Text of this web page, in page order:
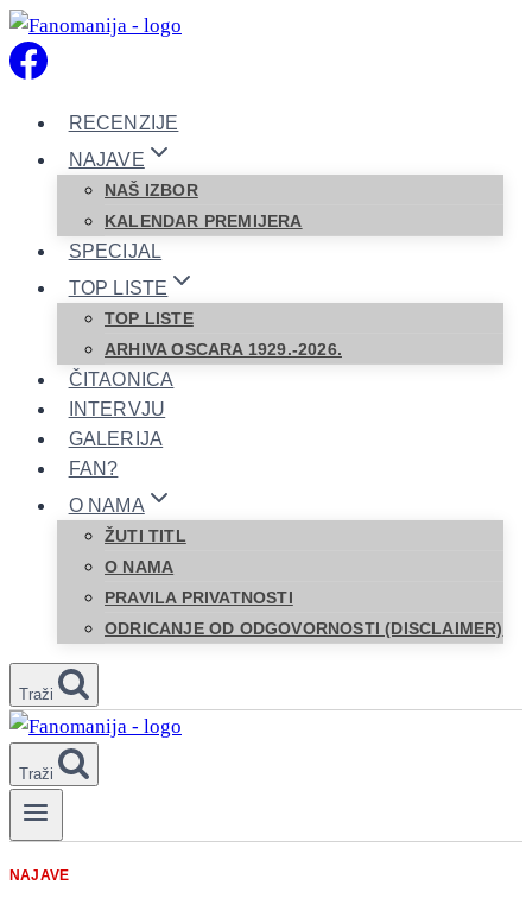
Skip
to
RECENZIJE
NAJAVE
NAŠ IZBOR
KALENDAR PREMIJERA
SPECIJAL
TOP LISTE
TOP LISTE
ARHIVA OSCARA 1929.-2026.
ČITAONICA
INTERVJU
GALERIJA
FAN?
O NAMA
ŽUTI TITL
O NAMA
PRAVILA PRIVATNOSTI
ODRICANJE OD ODGOVORNOSTI (DISCLAIMER)
Traži
Traži
NAJAVE